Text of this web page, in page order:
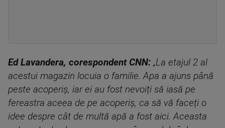
Ed Lavandera, corespondent CNN: „La etajul 2 al
acestui magazin locuia o familie. Apa a ajuns până
peste acoperiș, iar ei au fost nevoiți să iasă pe
fereastra aceea de pe acoperiș, ca să vă faceți o
idee despre cât de multă apă a fost aici. Aceasta